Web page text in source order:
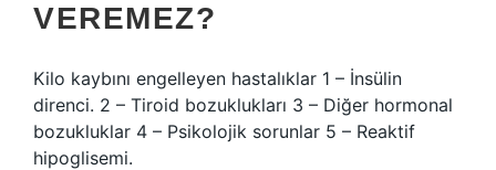
VEREMEZ?
Kilo kaybını engelleyen hastalıklar 1 – İnsülin
direnci. 2 – Tiroid bozuklukları 3 – Diğer hormonal
bozukluklar 4 – Psikolojik sorunlar 5 – Reaktif
hipoglisemi.